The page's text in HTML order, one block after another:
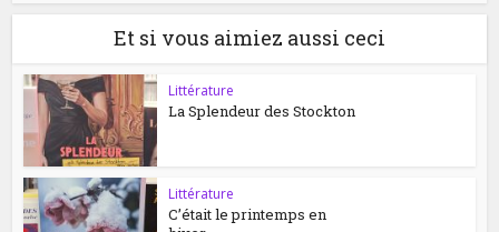
Et si vous aimiez aussi ceci
Littérature
La Splendeur des Stockton
Littérature
C’était le printemps en